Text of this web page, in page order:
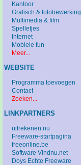
Kantoor
Grafisch & fotobewerking
Multimedia & film
Spelletjes
Internet
Mobiele fun
Meer...
WEBSITE
Programma toevoegen
Contact
Zoeken...
LINKPARTNERS
uitrekenen.nu
Freeware-startpagina
freeonline.be
Software Vindnu.net
Doys Echte Freeware